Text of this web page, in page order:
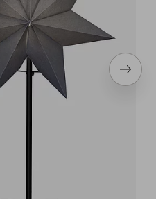
Neste